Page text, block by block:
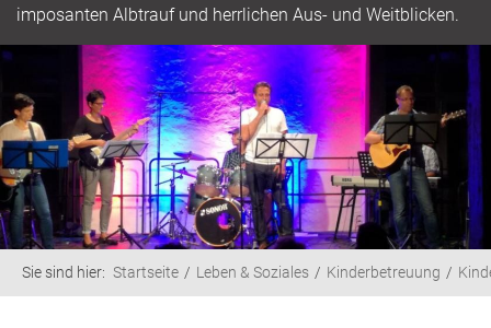
imposanten Albtrauf und herrlichen Aus- und Weitblicken.
Sie sind hier: Startseite Leben & Soziales Kinderbetreuung